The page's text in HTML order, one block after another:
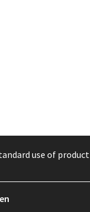
use of product